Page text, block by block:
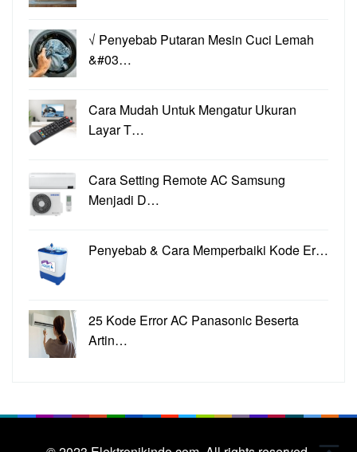
√ Penyebab Putaran Mesin Cuci Lemah
&#03…
Cara Mudah Untuk Mengatur Ukuran
Layar T…
Cara Setting Remote AC Samsung
Menjadi D…
Penyebab & Cara Memperbaiki Kode Er…
25 Kode Error AC Panasonic Beserta
Artin…